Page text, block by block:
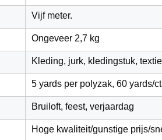
Vijf meter.
Ongeveer 2,7 kg
Kleding, jurk, kledingstuk,
5 yards per polyzak, 60 yards/
Bruiloft, feest, verjaardag
Hoge kwaliteit/gunstige prijs/